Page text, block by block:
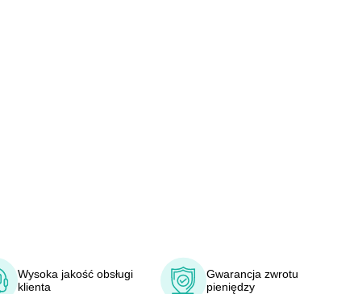
Wysoka jakość obsługi
klienta
Gwarancja zwrotu
pieniędzy